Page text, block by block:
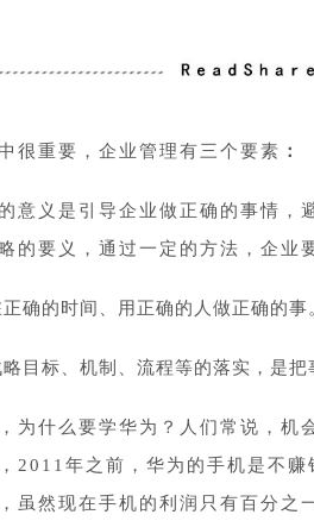
很重要，企业管理有三个要素 ：
意义是引导企业做正确的事情
的要义，通过一定的方法，企业
正确的时间、用正确的人做正确的事
略目标、机制、流程等的落实，是把
为什么要学华为？人们常说，机
2011年之前，华为的手机是不
虽然现在手机的利润只有百分之